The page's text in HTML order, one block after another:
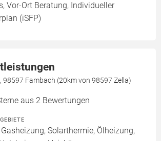
Vor-Ort Beratung, Individueller
(iSFP)
98597 Fambach (20km von 98597 Zella)
aus 2 Bewertungen
Solarthermie, Ölheizung,